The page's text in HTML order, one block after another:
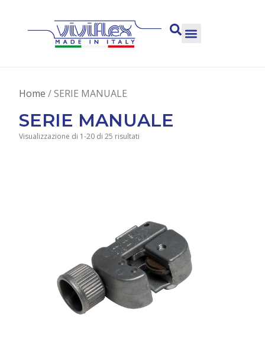
Home / SERIE MANUALE
SERIE MANUALE
Visualizzazione di 1-20 di 25 risultati